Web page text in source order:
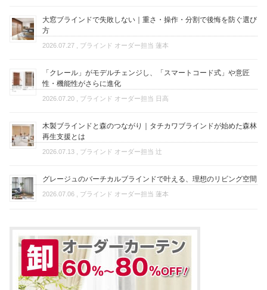
大窓ブラインドで失敗しない｜重さ・操作・分割で後悔を防ぐ選び
方
2026.07.27 , ブラインド オーダー担当 蓮本
「クレール」がモデルチェンジし、「スマートコード式」や意匠
性・機能性がさらに進化
2026.07.20 , ブラインド オーダー担当 日高
木製ブラインドと森のつながり｜タチカワブラインドが始めた森林
再生支援とは
2026.07.13 , ブラインド オーダー担当 辻
グレージュのバーチカルブラインドで叶える、理想のリビング空間
2026.07.06 , ブラインド オーダー担当 蓮本